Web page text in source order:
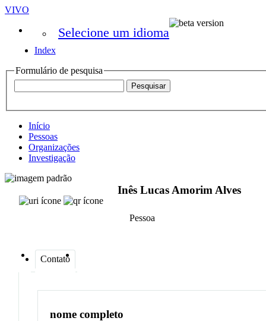
VIVO
Selecione um idioma
Index
Formulário de pesquisa
Início
Pessoas
Organizações
Investigação
Inês Lucas Amorim Alves
Pessoa
Contato
nome completo